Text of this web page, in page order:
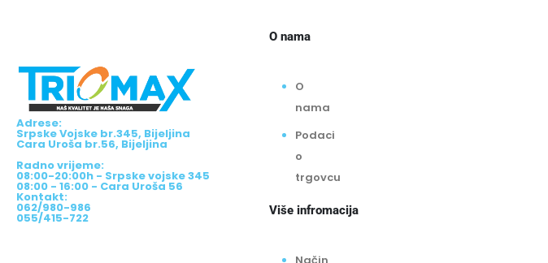
Adrese:
Srpske Vojske br.345, Bijeljina
Cara Uroša br.56, Bijeljina
Radno vrijeme:
08:00-20:00h - Srpske vojske 345
08:00 - 16:00 - Cara Uroša 56
Kontakt:
062/980-986
055/415-722
O nama
O
nama
Podaci
o
trgovcu
Više infromacija